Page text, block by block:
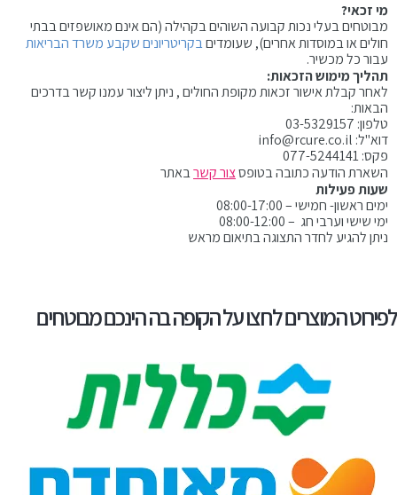
מי זכאי?
מבוטחים בעלי נכות קבועה השוהים בקהילה (הם אינם מאושפזים בבתי
חולים או במוסדות אחרים), שעומדיםבקריטריונים שקבע משרד הבריאות
עבור כל מכשיר.
תהליך מימוש הזכאות:
לאחר קבלת אישור זכאות מקופת החולים , ניתן ליצור עמנו קשר בדרכים
הבאות:
טלפון: 03-5329157
דוא"ל: info@rcure.co.il
פקס: 077-5244141
השארת הודעה כתובה בטופסצור קשרבאתר
שעות פעילות
ימים ראשון- חמישי – 08:00-17:00
ימי שישי וערבי חג – 08:00-12:00
ניתן להגיע לחדר התצוגה בתיאום מראש
לפירוט המוצרים לחצו על הקופה בה הינכם מבוטחים